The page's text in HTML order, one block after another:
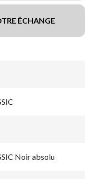
ÉCHANGE
Noir absolu